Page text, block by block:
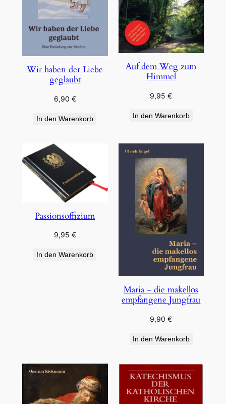
Wir haben der Liebe
geglaubt
6,90 €
In den Warenkorb
Auf dem Weg zum
Himmel
9,95€
In den Warenkorb
Passionsoffizium
9,95 €
In den Warenkorb
Maria – die makellos
empfangene Jungfrau
9,90€
In den Warenkorb